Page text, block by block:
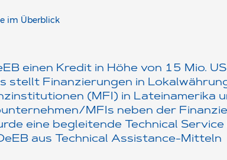
im Überblick
einen Kredit in Höhe von 15 Mio.
stellt Finanzierungen in
(MFI) in Lateinamerika
MFIs neben der
eine begleitende Technical
aus Technical Assistance-Mitteln